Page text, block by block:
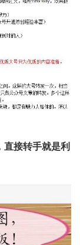
直接转手就是利